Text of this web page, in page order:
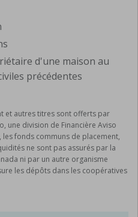
d'une maison au
précédentes
et autres titres sont offerts par
une division de Financière Aviso
fonds communs de placement,
ne sont pas assurés par la
ni par un autre organisme
les dépôts dans les coopératives